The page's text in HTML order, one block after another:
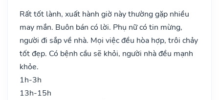
Rất tốt lành, xuất hành giờ này thường gặp nhiều
may mắn. Buôn bán có lời. Phụ nữ có tin mừng,
người đi sắp về nhà. Mọi việc đều hòa hợp, trôi chảy
tốt đẹp. Có bệnh cầu sẽ khỏi, người nhà đều mạnh
khỏe.
1h-3h
13h-15h